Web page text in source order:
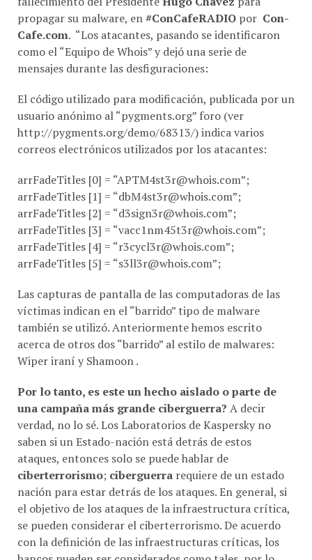
propagar su malware, en #ConCafeRADIO por Con-
Cafe.com . “Los atacantes, pasando se identificaron
como el “Equipo de Whois” y dejó una serie de
mensajes durante las desfiguraciones:
El código utilizado para modificación, publicada por un
usuario anónimo al “pygments.org” foro (ver
http://pygments.org/demo/68313/) indica varios
correos electrónicos utilizados por los atacantes:
arrFadeTitles [0] = “APTM4st3r@whois.com”;
arrFadeTitles [1] = “dbM4st3r@whois.com”;
arrFadeTitles [2] = “d3sign3r@whois.com”;
arrFadeTitles [3] = “vacc1nm45t3r@whois.com”;
arrFadeTitles [4] = “r3cycl3r@whois.com”;
arrFadeTitles [5] = “s3ll3r@whois.com”;
Las capturas de pantalla de las computadoras de las
víctimas indican en el “barrido” tipo de malware
también se utilizó. Anteriormente hemos escrito
acerca de otros dos “barrido” al estilo de malwares:
Wiper iraní y Shamoon .
Por lo tanto, es este un hecho aislado o parte de
una campaña más grande ciberguerra? A decir
verdad, no lo sé. Los Laboratorios de Kaspersky no
saben si un Estado-nación está detrás de estos
ataques, entonces solo se puede hablar de
ciberterrorismo; ciberguerra requiere de un estado
nación para estar detrás de los ataques. En general, si
el objetivo de los ataques de la infraestructura crítica,
se pueden considerar el ciberterrorismo. De acuerdo
con la definición de las infraestructuras críticas, los
bancos pueden ser considerados como tales, por lo